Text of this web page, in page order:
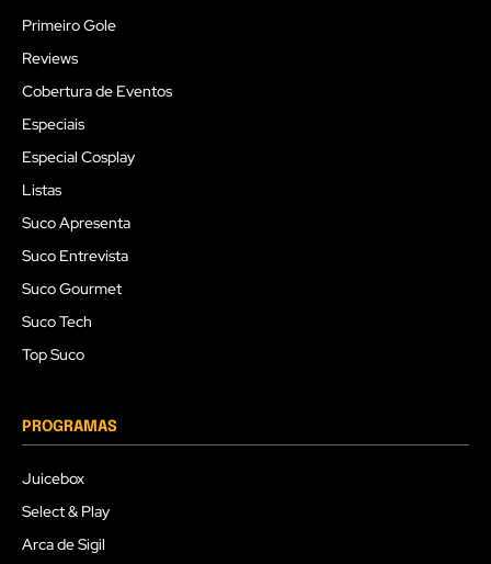
Primeiro Gole
Reviews
Cobertura de Eventos
Especiais
Especial Cosplay
Listas
Suco Apresenta
Suco Entrevista
Suco Gourmet
Suco Tech
Top Suco
PROGRAMAS
Juicebox
Select & Play
Arca de Sigil